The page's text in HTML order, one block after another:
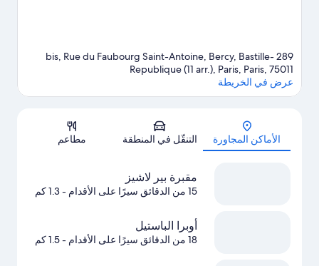
289 bis, Rue du Faubourg Saint-Antoine, Bercy, Bastille-
Republique (11 arr.), Paris, Paris, 75011
عرض في الخريطة
الأماكن المجاورة التنقّل في المنطقة مطاعم
مقبرة بير لاشيز
15 من الدقائق سيرًا على الأقدام - 1.3 كم
أوبرا الباستيل
18 من الدقائق سيرًا على الأقدام - 1.5 كم